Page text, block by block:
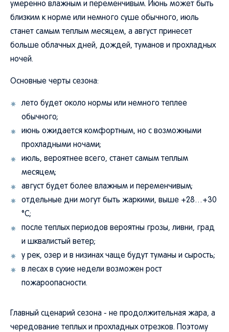
умеренно влажным и переменчивым. Июнь может быть
близким к норме или немного суше обычного, июль
станет самым теплым месяцем, а август принесет
больше облачных дней, дождей, туманов и прохладных
ночей.
Основные черты сезона:
лето будет около нормы или немного теплее
обычного;
июнь ожидается комфортным, но с возможными
прохладными ночами;
июль, вероятнее всего, станет самым теплым
месяцем;
август будет более влажным и переменчивым;
отдельные дни могут быть жаркими, выше +28…+30
°C;
после теплых периодов вероятны грозы, ливни, град
и шквалистый ветер;
у рек, озер и в низинах чаще будут туманы и сырость;
в лесах в сухие недели возможен рост
пожароопасности.
Главный сценарий сезона - не продолжительная жара, а
чередование теплых и прохладных отрезков. Поэтому